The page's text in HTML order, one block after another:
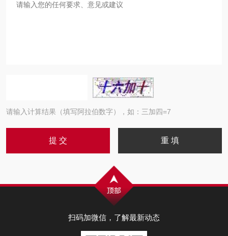
请输入计算结果（填写阿拉伯数字），如：三加四=7
扫码加微信，了解最新动态